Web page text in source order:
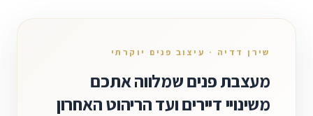
שירן דדיה · עיצוב פנים יוקרתי
מעצבת פנים שמלווה אתכם
משינויי דיירים ועד הריהוט האחרון